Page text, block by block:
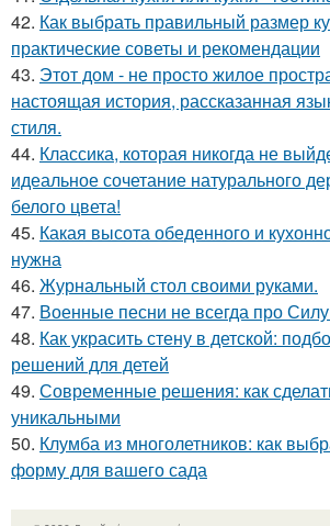
42. Как выбрать правильный размер
практические советы и рекомендации
43. Этот дом - не просто жилое
настоящая история, рассказанная
стиля.
44. Классика, которая никогда не
идеальное сочетание натурального
белого цвета!
45. Какая высота обеденного и
нужна
46. Журнальный стол своими руками.
47. Военные песни не всегда про
48. Как украсить стену в детской:
решений для детей
49. Современные решения: как
уникальными
50. Клумба из многолетников: как
форму для вашего сада